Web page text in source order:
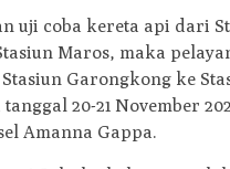
uji coba kereta api dari
Maros, maka
Garongkong ke
20-21 November
Amanna Gappa.